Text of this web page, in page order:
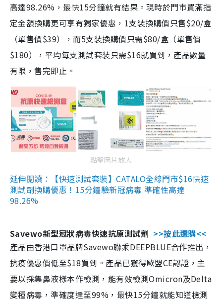
高達98.26%，最快15分鐘就有結果。現時於門市買滿指
定金額換購更可享有獨家優惠，1支裝換購價只售$20/盒
（單售價$39），而5支裝換購價只需$80/盒（單售價
$180），平均每支測試套裝只需$16就買到，產品數量
有限，售完即止。
點擊圖片放大
延伸閱讀：【快速測試套裝】CATALO全線門市$16快速
測試劑換購優惠！15分鐘驗新冠病毒 準確性高達
98.26%
Savewo新型冠狀病毒快速抗原測試劑 >>按此選購<<
產品由香港口罩品牌Savewo聯乘DEEPBLUE合作推出，
抗疫優惠價低至$18買到。產品已獲得歐盟CE認證，主
要以採集鼻液樣本作檢測，能有效檢測Omicron及Delta
變種病毒，準確度達至99%，最快15分鐘就能知道檢測